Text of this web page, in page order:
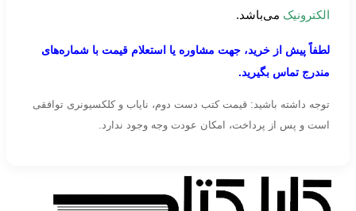
الکترونیک می‌باشد.
لطفاً پیش از خرید، جهت مشاوره یا استعلام قیمت با شماره‌های
مندرج تماس بگیرید.
توجه داشته باشید: قیمت کتب دست دوم، نایاب و کلکسیونری توافقی
است و پس از پرداخت، امکان عودت وجه وجود ندارد.